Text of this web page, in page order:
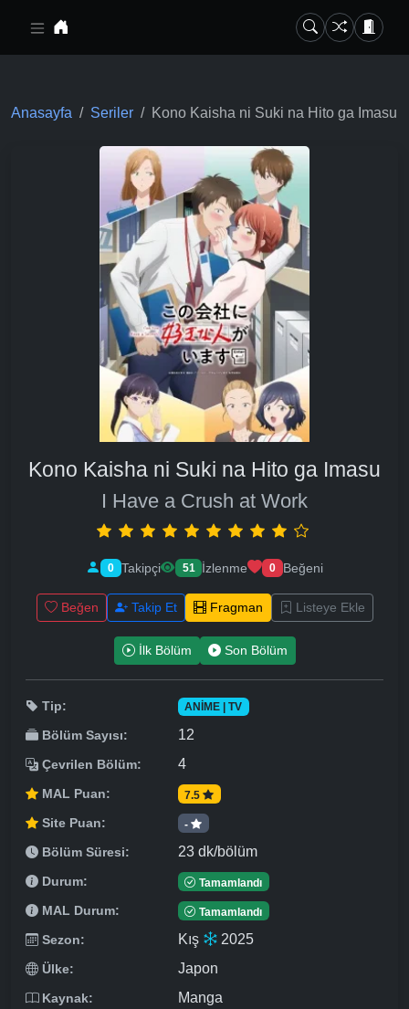
Anasayfa Seriler Kono Kaisha ni Suki na Hito ga Imasu
Kono Kaisha ni Suki na Hito ga Imasu
I Have a Crush at Work
0 Takipçi 51 İzlenme 0 Beğeni
Beğen Takip Et Fragman Listeye Ekle
İlk Bölüm Son Bölüm
Tip: ANIME | TV
Bölüm Sayısı: 12
Çevrilen Bölüm: 4
MAL Puan: 7.5
Site Puan: -
Bölüm Süresi: 23 dk/bölüm
Durum: Tamamlandı
MAL Durum: Tamamlandı
Sezon: Kış 2025
Ülke: Japon
Kaynak: Manga